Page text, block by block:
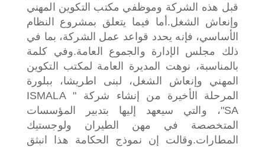
قبل هذه الشركة وموظفي مكتب التكوين المهني
وإنعاش الشغل.أما فيما يتعلق بمشروع النظام
الأساسي، فإنه يحدد قواعد عمل الشركة، بما في
ذلك مجلس الإدارة والجموع العامة.وفي كلمة
بالمناسبة، نوهت المديرة العامة لمكتب التكوين
المهني وإنعاش الشغل، لبنى اطريشا، ببلورة
المرحلة الأخيرة من إنشاء شركة " ISMALA
SA"، والتي سيعهد إليها بتدبير المؤسسات
المتخصصة في مهن الطيران ولوجستيك
المطارات.وقالت إن نموذج الحكامة هذا انبثق